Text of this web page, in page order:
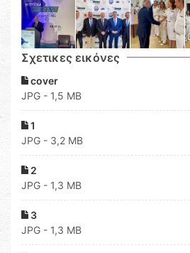
Σχετικες εικόνες
cover
JPG - 1,5 MB
1
JPG - 3,2 MB
2
JPG - 1,3 MB
3
JPG - 1,3 MB